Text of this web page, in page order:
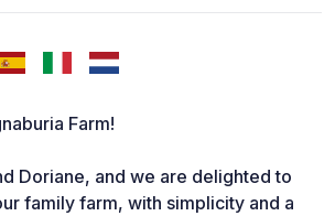
Farm!
Doriane, and we are delighted to
family farm, with simplicity and a